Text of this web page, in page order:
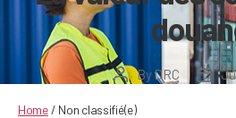
PostByDRC
Post
Home/ Non classifié(e)